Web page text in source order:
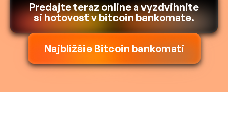
Predajte teraz online a vyzdvihnite
si hotovosť v bitcoin bankomate.
Najbližšie Bitcoin bankomati